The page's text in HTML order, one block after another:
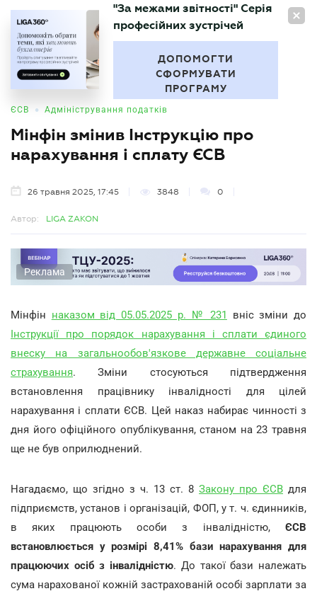
UA
БУХГАЛТЕР
"За межами звітності" Серія
професійних зустрічей
ДОПОМОГТИ
СФОРМУВАТИ
ПРОГРАМУ
ЄСВ • Адміністрування податків
Мінфін змінив Інструкцію про
нарахування і сплату ЄСВ
26 травня 2025, 17:45 3848 0
Автор: LIGA ZAKON
Реклама
Мінфін наказом від 05.05.2025 р. № 231
вніс зміни до
Інструкції про порядок нарахування і сплати єдиного
внеску на загальнообов'язкове державне соціальне
страхування. Зміни стосуються підтвердження
встановлення працівнику інвалідності для цілей
нарахування і сплати ЄСВ. Цей наказ набирає чинності з
дня його офіційного опублікування, станом на 23 травня
ще не був оприлюднений.
Нагадаємо, що згідно з ч. 13 ст. 8 Закону про ЄСВ для
підприємств, установ і організацій, ФОП, у т. ч. єдинників,
в яких працюють особи з інвалідністю, ЄСВ
встановлюється у розмірі 8,41% бази нарахування для
працюючих осіб з інвалідністю. До такої бази належать
сума нарахованої кожній застрахованій особі зарплати за